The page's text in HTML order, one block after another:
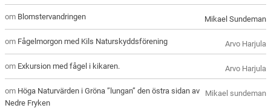
Mikael Sundeman
om Blomstervandringen
Arvo Harjula
om Fågelmorgon med Kils Naturskyddsförening
Arvo Harjula
om Exkursion med fågel i kikaren.
Mikael sundeman
om Höga Naturvärden i Gröna ”lungan” den östra sidan av
Nedre Fryken